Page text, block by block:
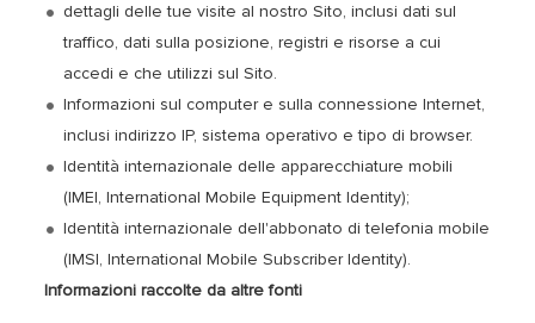
dettagli delle tue visite al nostro Sito, inclusi dati sul
traffico, dati sulla posizione, registri e risorse a cui
accedi e che utilizzi sul Sito.
Informazioni sul computer e sulla connessione Internet,
inclusi indirizzo IP, sistema operativo e tipo di browser.
Identità internazionale delle apparecchiature mobili
(IMEI, International Mobile Equipment Identity);
Identità internazionale dell'abbonato di telefonia mobile
(IMSI, International Mobile Subscriber Identity).
Informazioni raccolte da altre fonti